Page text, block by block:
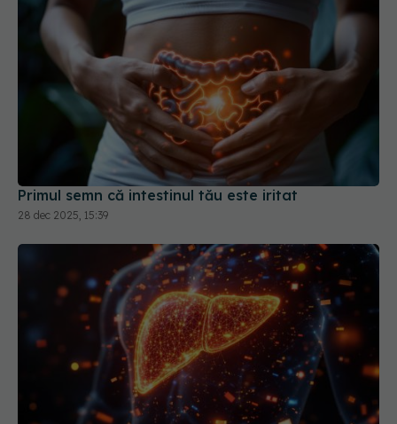
Primul semn că intestinul tău este iritat
28 dec 2025, 15:39